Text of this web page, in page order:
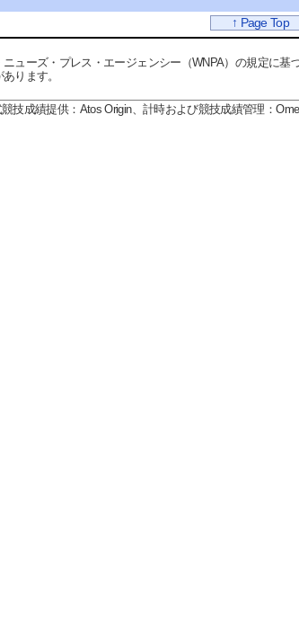
↑ Page Top
ューズ・プレス・エージェンシー（WNPA）の規定に基
ります。
技成績提供：Atos Origin、計時および競技成績管理：